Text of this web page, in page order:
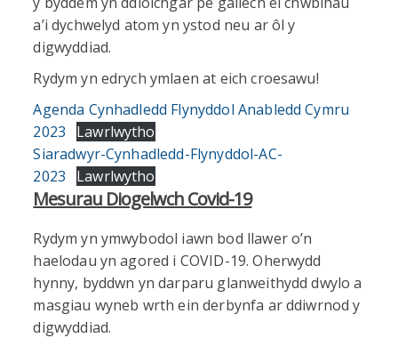
a’i dychwelyd atom yn ystod neu ar ôl y
digwyddiad.
Rydym yn edrych ymlaen at eich croesawu!
Agenda Cynhadledd Flynyddol Anabledd Cymru
2023
Lawrlwytho
Siaradwyr-Cynhadledd-Flynyddol-AC-
2023
Lawrlwytho
Mesurau Diogelwch Covid-19
Rydym yn ymwybodol iawn bod llawer o’n
haelodau yn agored i COVID-19. Oherwydd
hynny, byddwn yn darparu glanweithydd dwylo a
masgiau wyneb wrth ein derbynfa ar ddiwrnod y
digwyddiad.